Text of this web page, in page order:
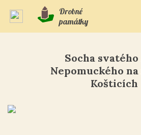
Drobné
památky
Socha svatého
Nepomuckého
Košticích